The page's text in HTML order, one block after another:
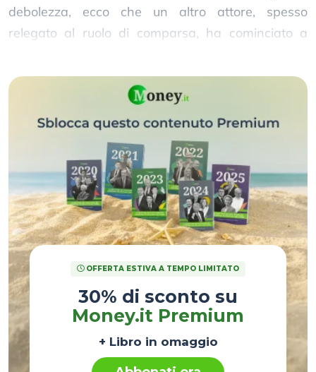
debolezza, ecco che un altro attore, spesso
relegato al ruolo di comparsa, ha cominciato a
OFFERTA ESTIVA A TEMPO LIMITATO
30% di sconto su
Money.it Premium
+ Libro in omaggio